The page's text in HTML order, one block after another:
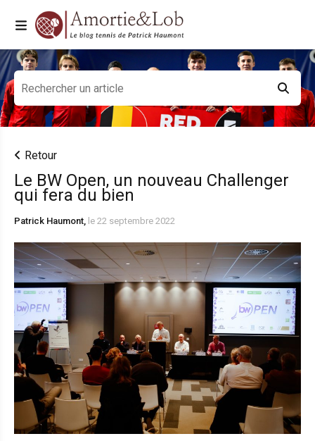
Retour
Le BW Open, un nouveau Challenger
qui fera du bien
Patrick Haumont, le 22 septembre 2022